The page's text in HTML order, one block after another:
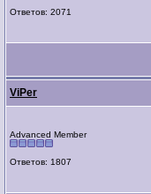
Ответов: 2071
ViPer
Advanced Member
Ответов: 1807